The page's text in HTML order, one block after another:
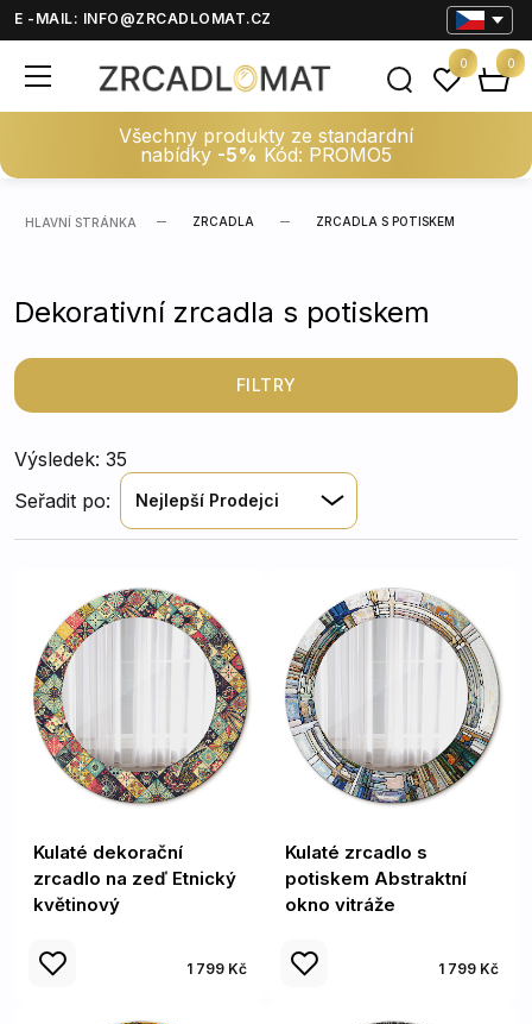
E -MAIL: INFO@ZRCADLOMAT.CZ
Všechny produkty ze standardní
nabídky -5% Kód: PROMO5
0 0
HLAVNÍ STRÁNKA ZRCADLA ZRCADLA S POTISKEM
Dekorativní zrcadla s potiskem
FILTRY
Výsledek: 35
Seřadit po:
Nejlepší Prodejci
Kulaté dekorační
zrcadlo na zeď Etnický
květinový
1 799 Kč
Kulaté zrcadlo s
potiskem Abstraktní
okno vitráže
1 799 Kč